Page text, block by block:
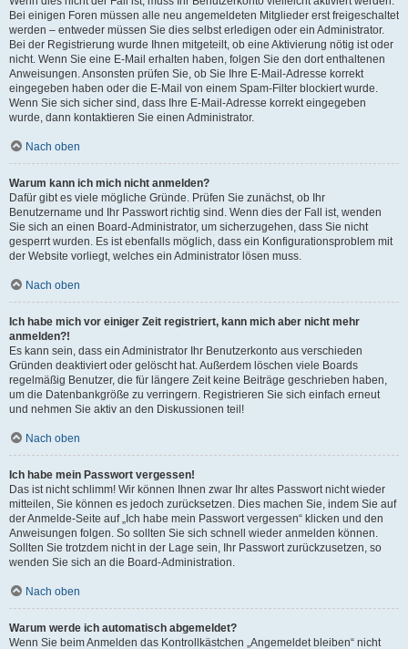
Bei einigen Foren müssen alle neu angemeldeten Mitglieder erst freigeschaltet
werden – entweder müssen Sie dies selbst erledigen oder ein Administrator.
Bei der Registrierung wurde Ihnen mitgeteilt, ob eine Aktivierung nötig ist oder
nicht. Wenn Sie eine E-Mail erhalten haben, folgen Sie den dort enthaltenen
Anweisungen. Ansonsten prüfen Sie, ob Sie Ihre E-Mail-Adresse korrekt
eingegeben haben oder die E-Mail von einem Spam-Filter blockiert wurde.
Wenn Sie sich sicher sind, dass Ihre E-Mail-Adresse korrekt eingegeben
wurde, dann kontaktieren Sie einen Administrator.
Nach oben
Warum kann ich mich nicht anmelden?
Dafür gibt es viele mögliche Gründe. Prüfen Sie zunächst, ob Ihr
Benutzername und Ihr Passwort richtig sind. Wenn dies der Fall ist, wenden
Sie sich an einen Board-Administrator, um sicherzugehen, dass Sie nicht
gesperrt wurden. Es ist ebenfalls möglich, dass ein Konfigurationsproblem mit
der Website vorliegt, welches ein Administrator lösen muss.
Nach oben
Ich habe mich vor einiger Zeit registriert, kann mich aber nicht mehr
anmelden?!
Es kann sein, dass ein Administrator Ihr Benutzerkonto aus verschieden
Gründen deaktiviert oder gelöscht hat. Außerdem löschen viele Boards
regelmäßig Benutzer, die für längere Zeit keine Beiträge geschrieben haben,
um die Datenbankgröße zu verringern. Registrieren Sie sich einfach erneut
und nehmen Sie aktiv an den Diskussionen teil!
Nach oben
Ich habe mein Passwort vergessen!
Das ist nicht schlimm! Wir können Ihnen zwar Ihr altes Passwort nicht wieder
mitteilen, Sie können es jedoch zurücksetzen. Dies machen Sie, indem Sie auf
der Anmelde-Seite auf „Ich habe mein Passwort vergessen“ klicken und den
Anweisungen folgen. So sollten Sie sich schnell wieder anmelden können.
Sollten Sie trotzdem nicht in der Lage sein, Ihr Passwort zurückzusetzen, so
wenden Sie sich an die Board-Administration.
Nach oben
Warum werde ich automatisch abgemeldet?
Wenn Sie beim Anmelden das Kontrollkästchen „Angemeldet bleiben“ nicht